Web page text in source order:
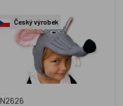
Český výrobek
N2626